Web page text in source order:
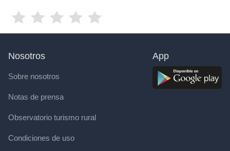
Nosotros
Sobre nosotros
Notas de prensa
Observatorio turismo rural
Condiciones de uso
App